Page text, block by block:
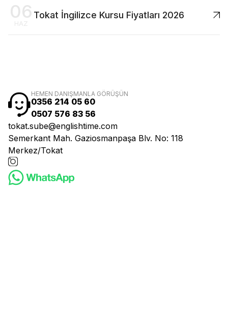
06
HAZ
Tokat İngilizce Kursu Fiyatları 2026
HEMEN DANIŞMANLA GÖRÜŞÜN
0356 214 05 60
0507 576 83 56
tokat.sube@englishtime.com
Semerkant Mah. Gaziosmanpaşa Blv. No: 118
Merkez/Tokat